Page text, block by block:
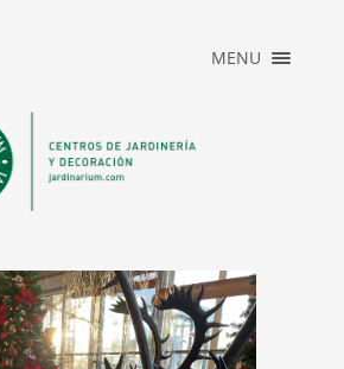
MENU ×
JARDINARIUM
NEWS
CONTACTO